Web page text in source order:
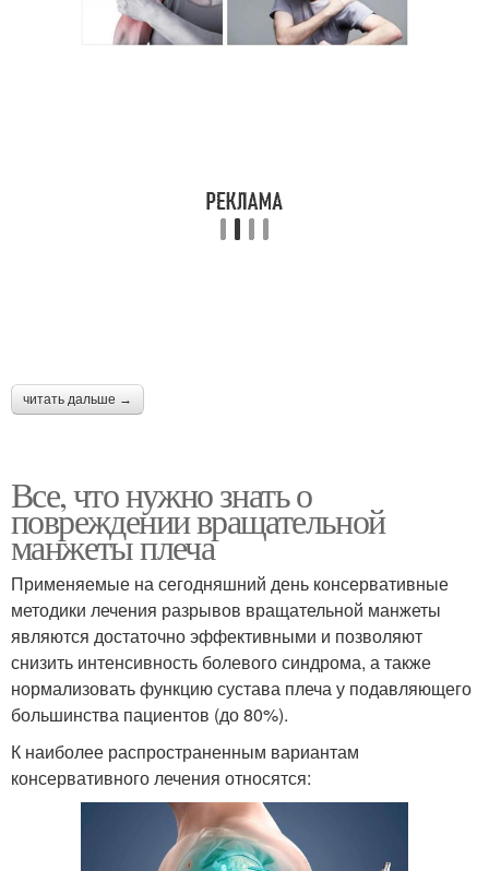
читать дальше →
Все, что нужно знать о
повреждении вращательной
манжеты плеча
Применяемые на сегодняшний день консервативные
методики лечения разрывов вращательной манжеты
являются достаточно эффективными и позволяют
снизить интенсивность болевого синдрома, а также
нормализовать функцию сустава плеча у подавляющего
большинства пациентов (до 80%).
К наиболее распространенным вариантам
консервативного лечения относятся: